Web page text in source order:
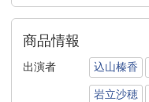
商品情報
出演者 込山榛香
岩立沙穂